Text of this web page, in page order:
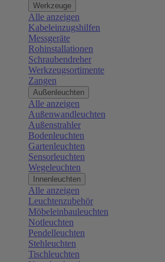
Werkzeuge
Alle anzeigen
Kabeleinzugshilfen
Messgeräte
Rohinstallationen
Schraubendreher
Werkzeugsortimente
Zangen
Außenleuchten
Alle anzeigen
Außenwandleuchten
Außenstrahler
Bodenleuchten
Gartenleuchten
Sensorleuchten
Wegeleuchten
Innenleuchten
Alle anzeigen
Leuchtenzubehör
Möbeleinbauleuchten
Notleuchten
Pendelleuchten
Stehleuchten
Tischleuchten